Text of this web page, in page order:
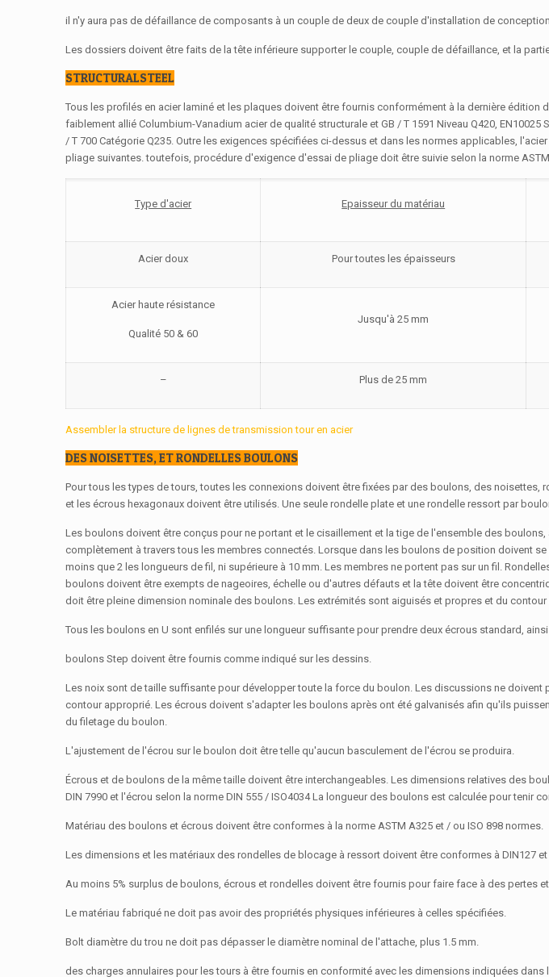
il n'y aura pas de défaillance de composants à un couple de deux de couple d'installation de
Les dossiers doivent être faits de la tête inférieure supporter le couple, couple de défaillance, et la
STRUCTURALSTEEL
Tous les profilés en acier laminé et les plaques doivent être fournis conformément à la dernière édition
faiblement allié Columbium-Vanadium acier de qualité structurale et GB / T 1591 Niveau Q420, EN10025
/ T 700 Catégorie Q235. Outre les exigences spécifiées ci-dessus et dans les normes applicables,
pliage suivantes. toutefois, procédure d'exigence d'essai de pliage doit être suivie selon la norme
Type d'acier Epaisseur du matériau
Acier doux Pour toutes les épaisseurs
Acier haute résistance
Qualité 50 & 60
Jusqu'à 25 mm
– Plus de 25 mm
Assembler la structure de lignes de transmission tour en acier
DES NOISETTES, ET RONDELLES BOULONS
Pour tous les types de tours, toutes les connexions doivent être fixées par des boulons, des noisettes,
et les écrous hexagonaux doivent être utilisés. Une seule rondelle plate et une rondelle ressort par
Les boulons doivent être conçus pour ne portant et le cisaillement et la tige de l'ensemble des
complètement à travers tous les membres connectés. Lorsque dans les boulons de position doivent
moins que 2 les longueurs de fil, ni supérieure à 10 mm. Les membres ne portent pas sur un fil.
boulons doivent être exempts de nageoires, échelle ou d'autres défauts et la tête doivent être
doit être pleine dimension nominale des boulons. Les extrémités sont aiguisés et propres et du
Tous les boulons en U sont enfilés sur une longueur suffisante pour prendre deux écrous standard,
boulons Step doivent être fournis comme indiqué sur les dessins.
Les noix sont de taille suffisante pour développer toute la force du boulon. Les discussions ne doivent
contour approprié. Les écrous doivent s'adapter les boulons après ont été galvanisés afin qu'ils
du filetage du boulon.
L'ajustement de l'écrou sur le boulon doit être telle qu'aucun basculement de l'écrou se produira.
Écrous et de boulons de la même taille doivent être interchangeables. Les dimensions relatives des
DIN 7990 et l'écrou selon la norme DIN 555 / ISO4034 La longueur des boulons est calculée pour tenir
Matériau des boulons et écrous doivent être conformes à la norme ASTM A325 et / ou ISO 898 normes.
Les dimensions et les matériaux des rondelles de blocage à ressort doivent être conformes à DIN127 et
Au moins 5% surplus de boulons, écrous et rondelles doivent être fournis pour faire face à des pertes
Le matériau fabriqué ne doit pas avoir des propriétés physiques inférieures à celles spécifiées.
Bolt diamètre du trou ne doit pas dépasser le diamètre nominal de l'attache, plus 1.5 mm.
des charges annulaires pour les tours à être fournis en conformité avec les dimensions indiquées dans